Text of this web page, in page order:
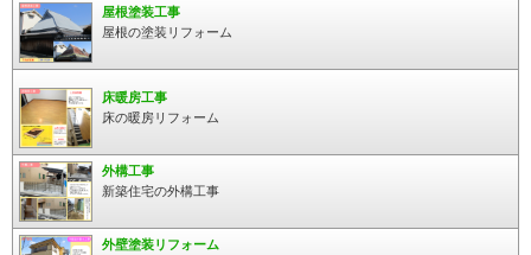
屋根塗装工事
屋根の塗装リフォーム
床暖房工事
床の暖房リフォーム
外構工事
新築住宅の外構工事
外壁塗装リフォーム